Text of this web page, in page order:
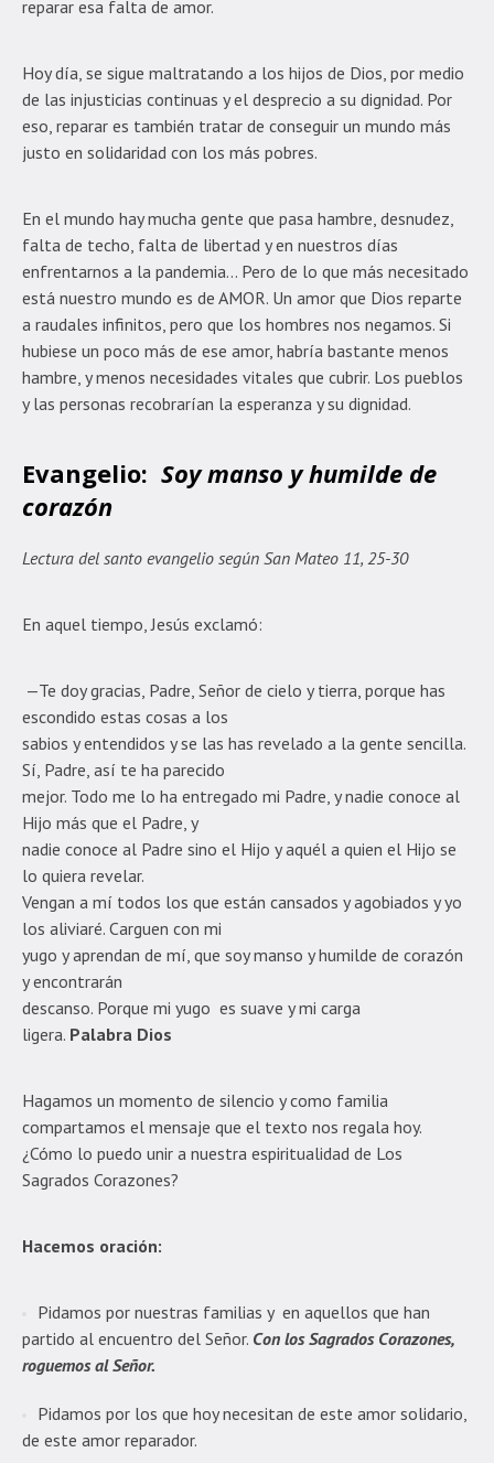
reparar esa falta de amor.
Hoy día, se sigue maltratando a los hijos de Dios, por medio
de las injusticias continuas y el desprecio a su dignidad. Por
eso, reparar es también tratar de conseguir un mundo más
justo en solidaridad con los más pobres.
En el mundo hay mucha gente que pasa hambre, desnudez,
falta de techo, falta de libertad y en nuestros días
enfrentarnos a la pandemia… Pero de lo que más necesitado
está nuestro mundo es de AMOR. Un amor que Dios reparte
a raudales infinitos, pero que los hombres nos negamos. Si
hubiese un poco más de ese amor, habría bastante menos
hambre, y menos necesidades vitales que cubrir. Los pueblos
y las personas recobrarían la esperanza y su dignidad.
Evangelio: Soy manso y humilde de
corazón
Lectura del santo evangelio según San Mateo 11, 25-30
En aquel tiempo, Jesús exclamó:
—Te doy gracias, Padre, Señor de cielo y tierra, porque has
escondido estas cosas a los
sabios y entendidos y se las has revelado a la gente sencilla.
Sí, Padre, así te ha parecido
mejor. Todo me lo ha entregado mi Padre, y nadie conoce al
Hijo más que el Padre, y
nadie conoce al Padre sino el Hijo y aquél a quien el Hijo se
lo quiera revelar.
Vengan a mí todos los que están cansados y agobiados y yo
los aliviaré. Carguen con mi
yugo y aprendan de mí, que soy manso y humilde de corazón
y encontrarán
descanso. Porque mi yugo es suave y mi carga
ligera. Palabra Dios
Hagamos un momento de silencio y como familia
compartamos el mensaje que el texto nos regala hoy.
¿Cómo lo puedo unir a nuestra espiritualidad de Los
Sagrados Corazones?
Hacemos oración:
Pidamos por nuestras familias y en aquellos que han
partido al encuentro del Señor. Con los Sagrados Corazones,
roguemos al Señor.
Pidamos por los que hoy necesitan de este amor solidario,
de este amor reparador.